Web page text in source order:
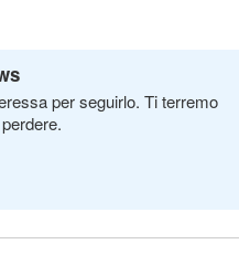
per seguirlo. Ti terremo